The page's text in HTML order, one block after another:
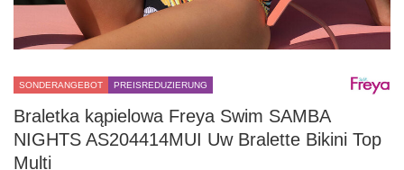
SONDERANGEBOT PREISREDUZIERUNG
Braletka kąpielowa Freya Swim SAMBA
NIGHTS AS204414MUI Uw Bralette Bikini Top
Multi